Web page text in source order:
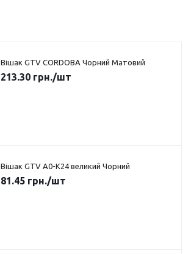
Вішак GTV CORDOBA Чорний Матовий
213.30 грн./шт
Вішак GTV A0-K24 великий Чорний
81.45 грн./шт